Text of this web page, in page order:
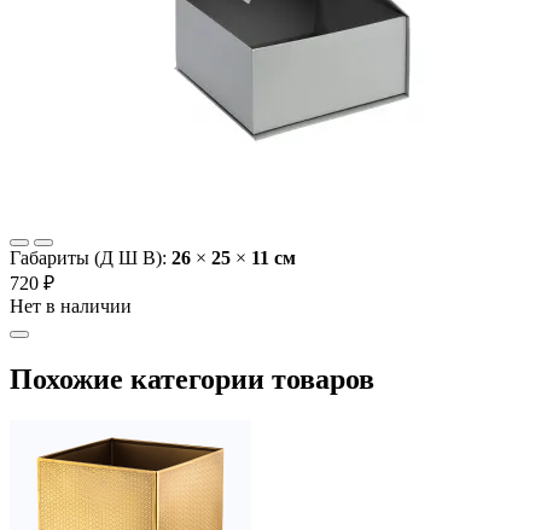
Габариты (Д Ш В): 26 × 25 × 11 cм
720 ₽
Нет в наличии
Похожие категории товаров